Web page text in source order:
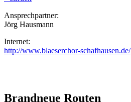
Ansprechpartner:
Jörg Hausmann
Internet:
http://www.blaeserchor-schafhausen.de/
Brandneue Routen